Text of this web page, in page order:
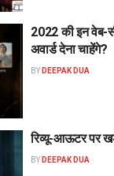
2022 की इन वेब-
अवार्ड देना चाहेंगे?
BY DEEPAK DUA
रिव्यू-आऊटर पर
BY DEEPAK DUA